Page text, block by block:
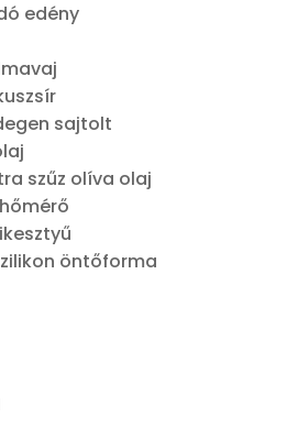
edény
sajtolt
szűz olíva olaj
öntőforma